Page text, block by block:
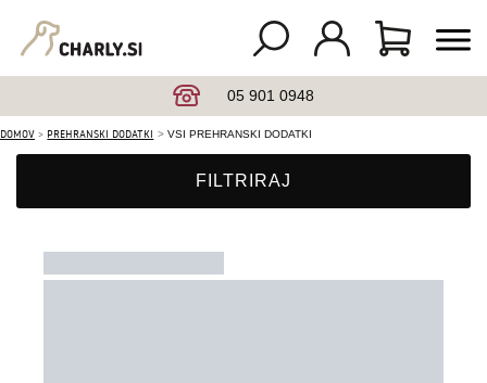
05 901 0948
DOMOV PREHRANSKI DODATKI VSI PREHRANSKI DODATKI
FILTRIRAJ